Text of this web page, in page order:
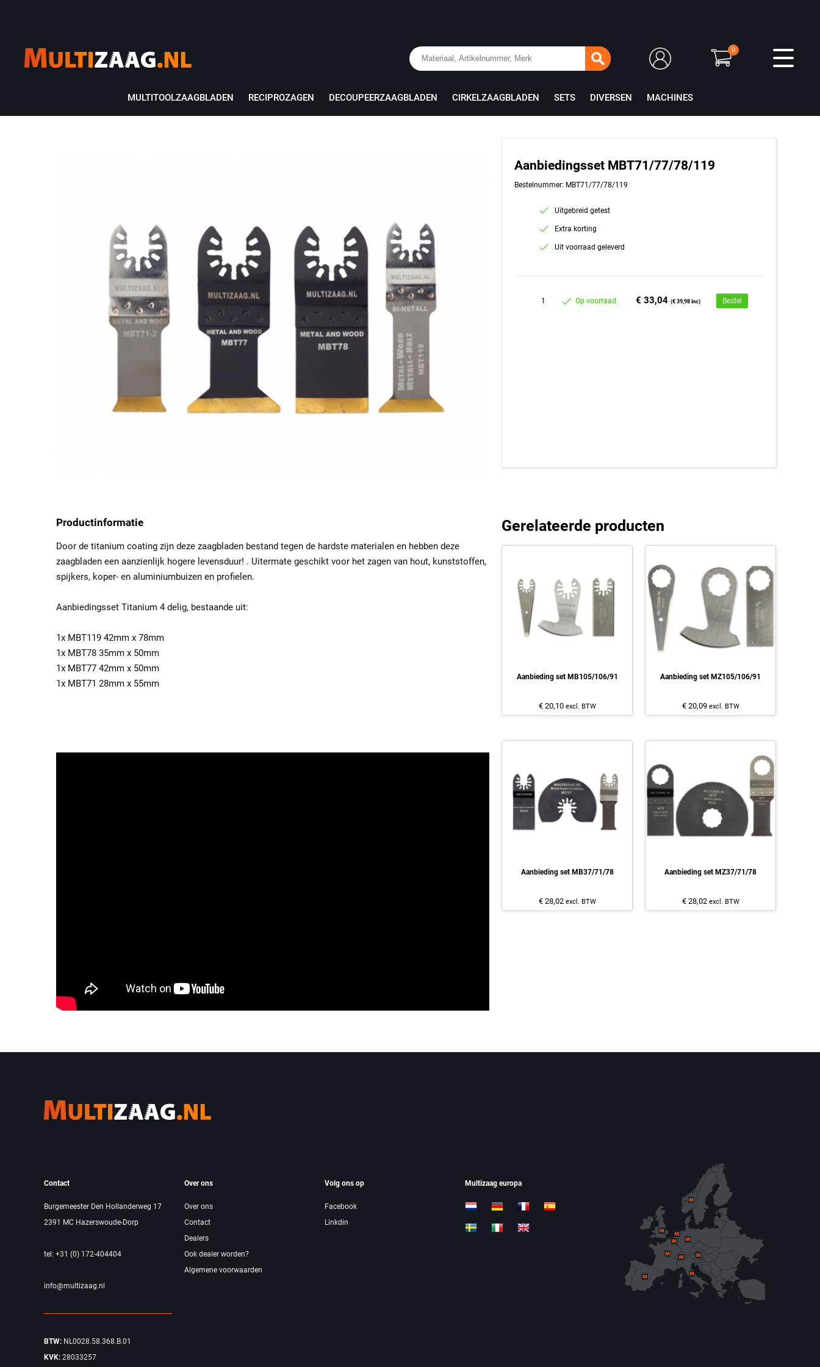
MULTITOOLZAAGBLADEN RECIPROZAGEN DECOUPEERZAAGBLADEN CIRKELZAAGBLADEN SETS DIVERSEN MACHINES
0
Aanbiedingsset MBT71/77/78/119
Bestelnummer: MBT71/77/78/119
Uitgebreid getest
Extra korting
Uit voorraad geleverd
1 Op voorraad € 33,04(€ 39,98 inc) Bestel
Productinformatie
Door de titanium coating zijn deze zaagbladen bestand tegen de hardste materialen en hebben deze
zaagbladen een aanzienlijk hogere levensduur! . Uitermate geschikt voor het zagen van hout, kunststoffen,
spijkers, koper- en aluminiumbuizen en profielen.
Aanbiedingsset Titanium 4 delig, bestaande uit:
1x MBT119 42mm x 78mm
1x MBT78 35mm x 50mm
1x MBT77 42mm x 50mm
1x MBT71 28mm x 55mm
Gerelateerde producten
Aanbieding set MB105/106/91
€ 20,10 excl. BTW
Aanbieding set MZ105/106/91
€ 20,09 excl. BTW
Aanbieding set MB37/71/78
€ 28,02 excl. BTW
Aanbieding set MZ37/71/78
€ 28,02 excl. BTW
Contact
Burgemeester Den Hollanderweg 17
2391 MC Hazerswoude-Dorp
tel: +31 (0) 172-404404
info@multizaag.nl
BTW: NL0028.58.368.B.01
KVK: 28033257
Over ons
Over ons
Contact
Dealers
Ook dealer worden?
Algemene voorwaarden
Volg ons op
Facebook
Linkdin
Multizaag europa